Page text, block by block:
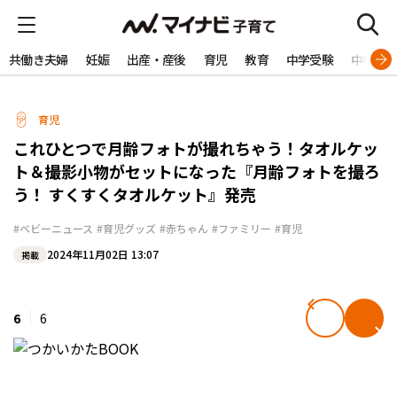
共働き夫婦 妊娠 出産・産後 育児 教育 中学受験 中学生
育児
これひとつで月齢フォトが撮れちゃう！タオルケッ
ト＆撮影小物がセットになった『月齢フォトを撮ろ
う！ すくすくタオルケット』発売
#ベビーニュース #育児グッズ #赤ちゃん #ファミリー #育児
掲載 2024年11月02日 13:07
6 6